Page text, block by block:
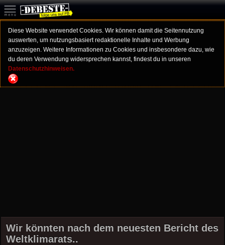
Diese Website verwendet Cookies. Wir können damit die Seitennutzung
auswerten, um nutzungsbasiert redaktionelle Inhalte und Werbung
anzuzeigen. Weitere Informationen zu Cookies und insbesondere dazu, wie
du deren Verwendung widersprechen kannst, findest du in unseren
Datenschutzhinweisen.
Wir könnten nach dem neuesten Bericht des
Weltklimarats..